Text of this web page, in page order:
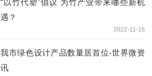
“以竹代塑”倡议 为竹产业带来哪些新机
遇？
2022-11-16
我市绿色设计产品数量居首位-世界微资
讯